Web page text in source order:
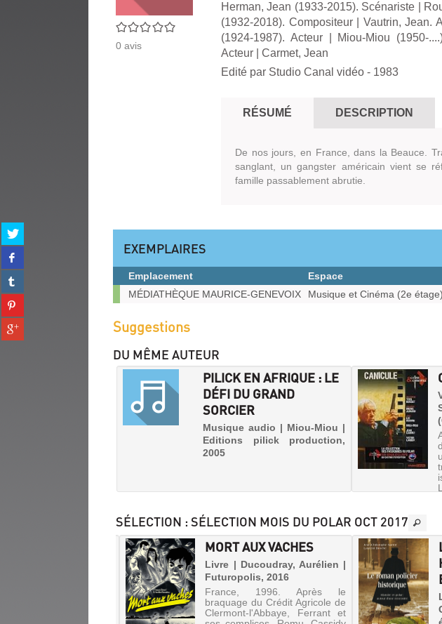
Partager
sur
twitter
(Nouvelle
fenêtre)
Partager
sur
facebook
(Nouvelle
fenêtre)
Partager
sur
tumblr
(Nouvelle
fenêtre)
Partager
sur
pinterest
(Nouvelle
Partager
sur
0/5
0 avis
Herman, Jean (1933-2015). Scénariste
(1932-2018). Compositeur| Vautrin, Jean.
(1924-1987). Acteur| Miou-Miou (1950-
Acteur
Carmet, Jean
Edité par Studio Canal vidéo - 1983
RÉSUMÉ DESCRIPTION
De nos jours, en France, dans la Beauce.
sanglant, un gangster américain vient se
famille passablement abrutie.
EXEMPLAIRES
Exemplaires
Emplacement Espace
MÉDIATHÈQUE MAURICE-GENEVOIX
Musique et Cinéma (2e étage)
Suggestions
DU MÊME AUTEUR
PILICK EN AFRIQUE : LE
DÉFI DU GRAND
SORCIER
Musique audio | Miou-Miou |
Editions pilick production,
2005
CANICULE
Vidéo
SÉLECTION : SÉLECTION MOIS DU POLAR OCT 2017
MORT AUX VACHES
Livre | Ducoudray, Aurélien |
Futuropolis, 2016
France, 1996. Après le
braquage du Crédit Agricole de
Clermont-l'Abbaye, Ferrant et